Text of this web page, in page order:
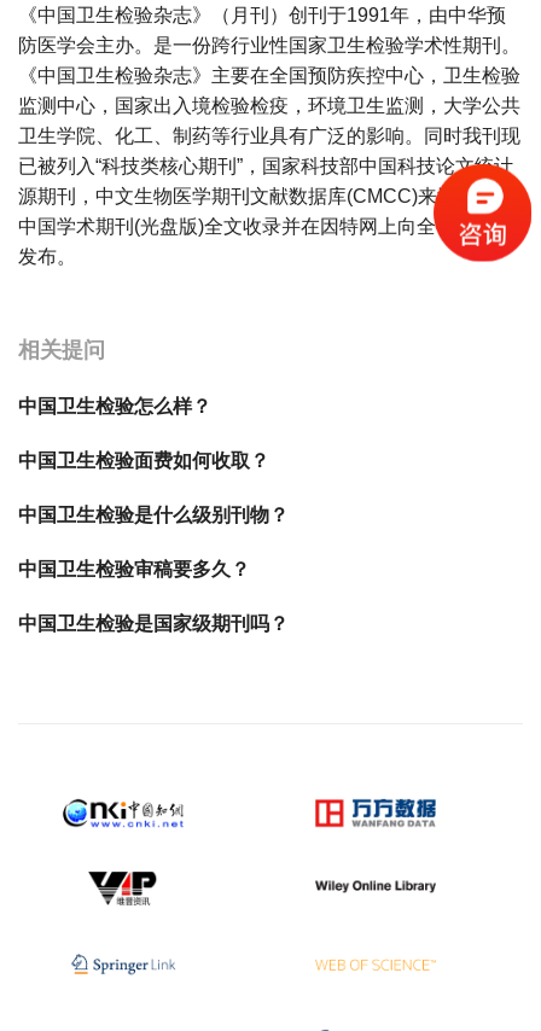
《中国卫生检验杂志》（月刊）创刊于1991年，由中华预
防医学会主办。是一份跨行业性国家卫生检验学术性期刊。
《中国卫生检验杂志》主要在全国预防疾控中心，卫生检验
监测中心，国家出入境检验检疫，环境卫生监测，大学公共
卫生学院、化工、制药等行业具有广泛的影响。同时我刊现
已被列入“科技类核心期刊”，国家科技部中国科技论文统计
源期刊，中文生物医学期刊文献数据库(CMCC)来源期刊，
中国学术期刊(光盘版)全文收录并在因特网上向全世界广泛
发布。
相关提问
中国卫生检验怎么样？
中国卫生检验面费如何收取？
中国卫生检验是什么级别刊物？
中国卫生检验审稿要多久？
中国卫生检验是国家级期刊吗？